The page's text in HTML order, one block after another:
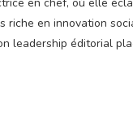
en innovation
leadership éditorial